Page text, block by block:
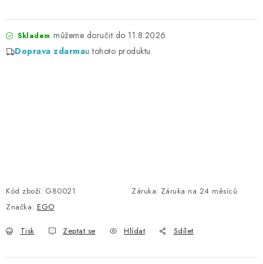
Skladem
11.8.2026
Doprava zdarmau tohoto produktu
Kód zboží: G80021 Záruka: Záruka na 24 měsíců
Značka: EGO
Tisk Zeptat se Hlídat Sdílet